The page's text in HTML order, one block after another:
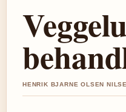
HENRIK BJARNE OLSEN